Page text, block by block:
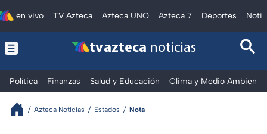
en vivo TV Azteca Azteca UNO Azteca 7 Deportes
tv azteca noticias
Política Finanzas Salud y Educación Clima y Medio Ambiente
Azteca Noticias Estados Nota